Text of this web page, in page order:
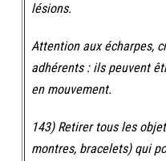
lésions.
Attention aux écharpes,
adhérents : ils peuvent
en mouvement.
143) Retirer tous les
montres, bracelets) qui